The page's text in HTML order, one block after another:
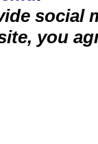
social
you